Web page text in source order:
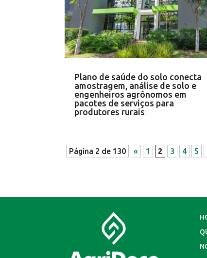
Plano de saúde do solo conecta
amostragem, análise de solo e
engenheiros agrônomos em
pacotes de serviços para
produtores rurais
Página 2 de 130 « 1 2 3 4 5